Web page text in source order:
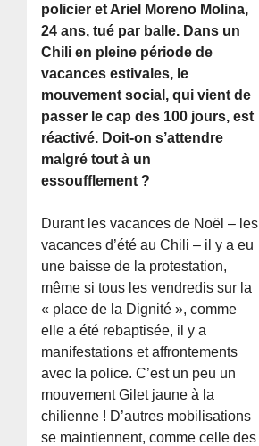
policier et Ariel Moreno Molina,
24 ans, tué par balle. Dans un
Chili en pleine période de
vacances estivales, le
mouvement social, qui vient de
passer le cap des 100 jours, est
réactivé. Doit-on s’attendre
malgré tout à un
essoufflement ?
Durant les vacances de Noël – les
vacances d’été au Chili – il y a eu
une baisse de la protestation,
même si tous les vendredis sur la
« place de la Dignité », comme
elle a été rebaptisée, il y a
manifestations et affrontements
avec la police. C’est un peu un
mouvement Gilet jaune à la
chilienne ! D’autres mobilisations
se maintiennent, comme celle des